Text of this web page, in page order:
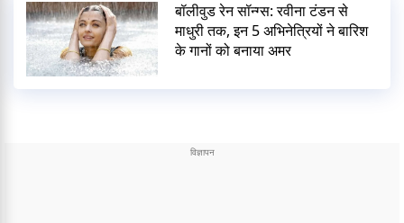
बॉलीवुड रेन सॉन्ग्स: रवीना टंडन से
माधुरी तक, इन 5 अभिनेत्रियों ने बारिश
के गानों को बनाया अमर